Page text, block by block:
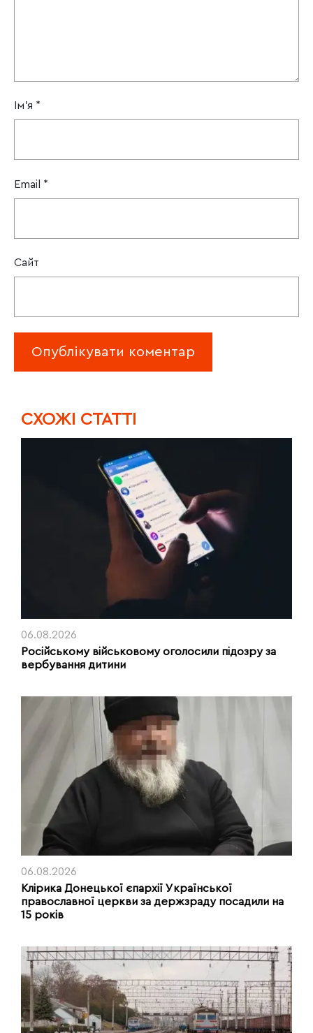
Ім'я *
Email *
Сайт
CХОЖІ СТАТТІ
06.08.2026
Російському військовому оголосили підозру за
вербування дитини
06.08.2026
Клірика Донецької єпархії Української
православної церкви за держзраду посадили на
15 років